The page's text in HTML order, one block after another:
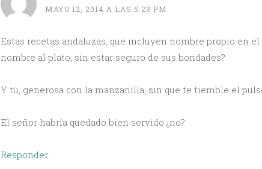
MAYO 12, 2014 A LAS 5:23 PM
Estas recetas andaluzas, que incluyen nombre propio en
nombre al plato, sin estar seguro de sus bondades?
Y tú, generosa con la manzanilla, sin que te tiemble el
El señor habría quedado bien servido ¿no?
Responder